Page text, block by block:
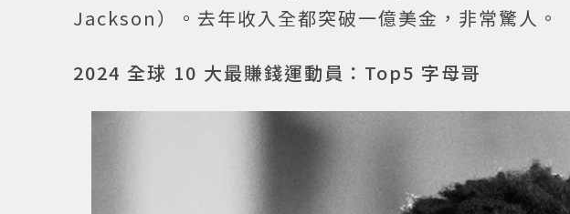
Jackson）。去年收入全都突破一億美金，非常驚人。
2024 全球 10 大最賺錢運動員：Top5 字母哥